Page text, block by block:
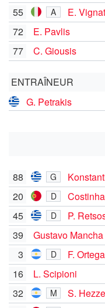
55 A
E.
72
E. Pavlis
77
C. Giousis
ENTRAÎNEUR
G. Petrakis
88 G
20
D
Costinha
45
D
P.
39
Gustavo Mancha
3
D F. Ortega
16 L. Scipioni
32 M
S. Hezze